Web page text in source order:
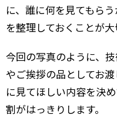
に、誰に何を見てもら
を整理しておくことが大
今回の写真のように、
やご挨拶の品としてお
に見てほしい内容を決
割がはっきりします。